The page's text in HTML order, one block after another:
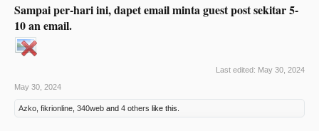
Sampai per-hari ini, dapet email minta guest post sekitar 5-
10 an email.
Last edited: May 30, 2024
May 30, 2024
Azko fikrionline 340web and 4 others like this.